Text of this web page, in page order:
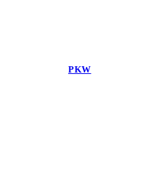
PKW